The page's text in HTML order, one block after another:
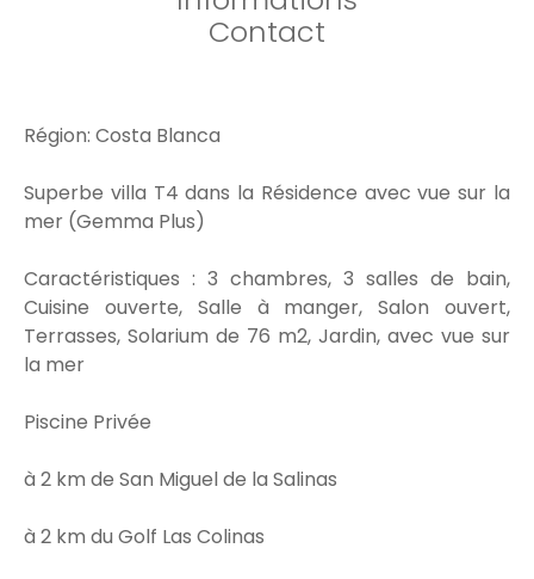
Contact
Région: Costa Blanca
Superbe villa T4 dans la Résidence avec vue sur la
mer (Gemma Plus)
Caractéristiques : 3 chambres, 3 salles de bain,
Cuisine ouverte, Salle à manger, Salon ouvert,
Terrasses, Solarium de 76 m2, Jardin, avec vue sur
la mer
Piscine Privée
à 2 km de San Miguel de la Salinas
à 2 km du Golf Las Colinas